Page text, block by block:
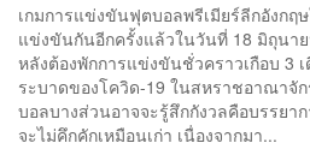
เกมการแข่งขันฟุตบอลพรีเมียร์ลีกอังกฤ
แข่งขันกันอีกครั้งแล้วในวันที่ 18 มิถุนา
หลังต้องพักการแข่งขันชั่วคราวเกือบ 3
ระบาดของโควิด-19 ในสหราชอาณาจั
บอลบางส่วนอาจจะรู้สึกกังวลคือบรรยา
จะไม่คึกคักเหมือนเก่า เนื่องจากมา...